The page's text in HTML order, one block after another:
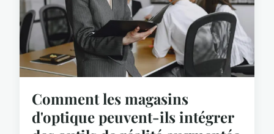
Comment les magasins
d'optique peuvent-ils intégrer